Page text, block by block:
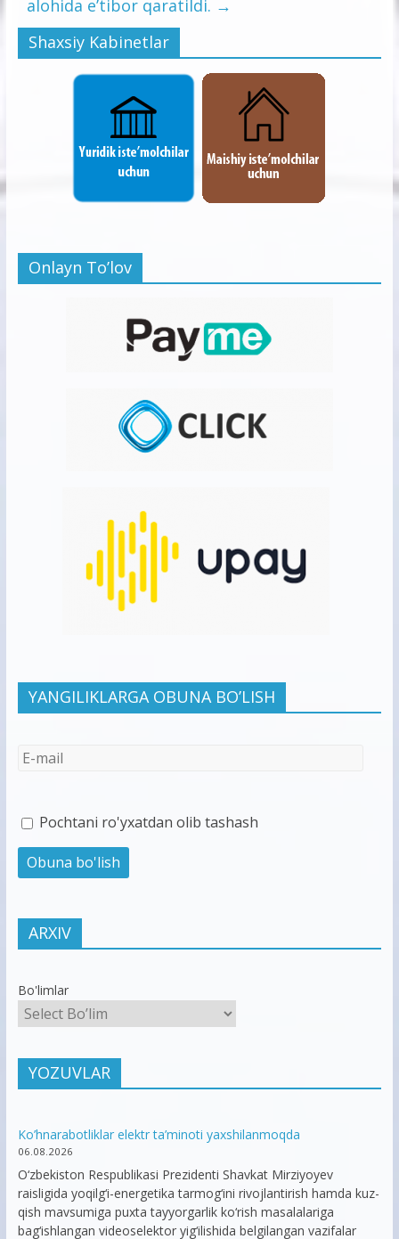
alohida e’tibor qaratildi. →
Shaxsiy Kabinetlar
Onlayn To’lov
YANGILIKLARGA OBUNA BO’LISH
Pochtani ro'yxatdan olib tashash
ARXIV
Bo'limlar
YOZUVLAR
Ko’hnarabotliklar elektr ta’minoti yaxshilanmoqda
06.08.2026
O‘zbekiston Respublikasi Prezidenti Shavkat Mirziyoyev
raisligida yoqilg‘i-energetika tarmog‘ini rivojlantirish hamda kuz-
qish mavsumiga puxta tayyorgarlik ko‘rish masalalariga
bag‘ishlangan videoselektor yig‘ilishida belgilangan vazifalar